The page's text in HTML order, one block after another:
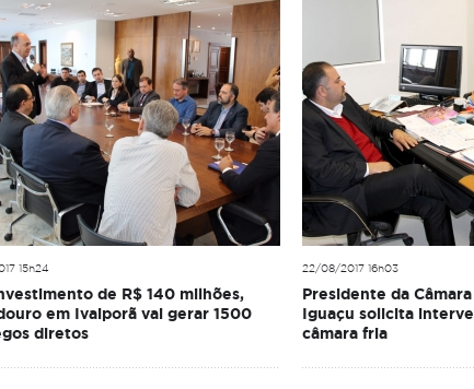
15h24
de R$ 140 milhões,
em Ivaiporã vai gerar 1500
diretos
22/08/2017 16h03
Presidente da
Iguaçu solicita
câmara fria